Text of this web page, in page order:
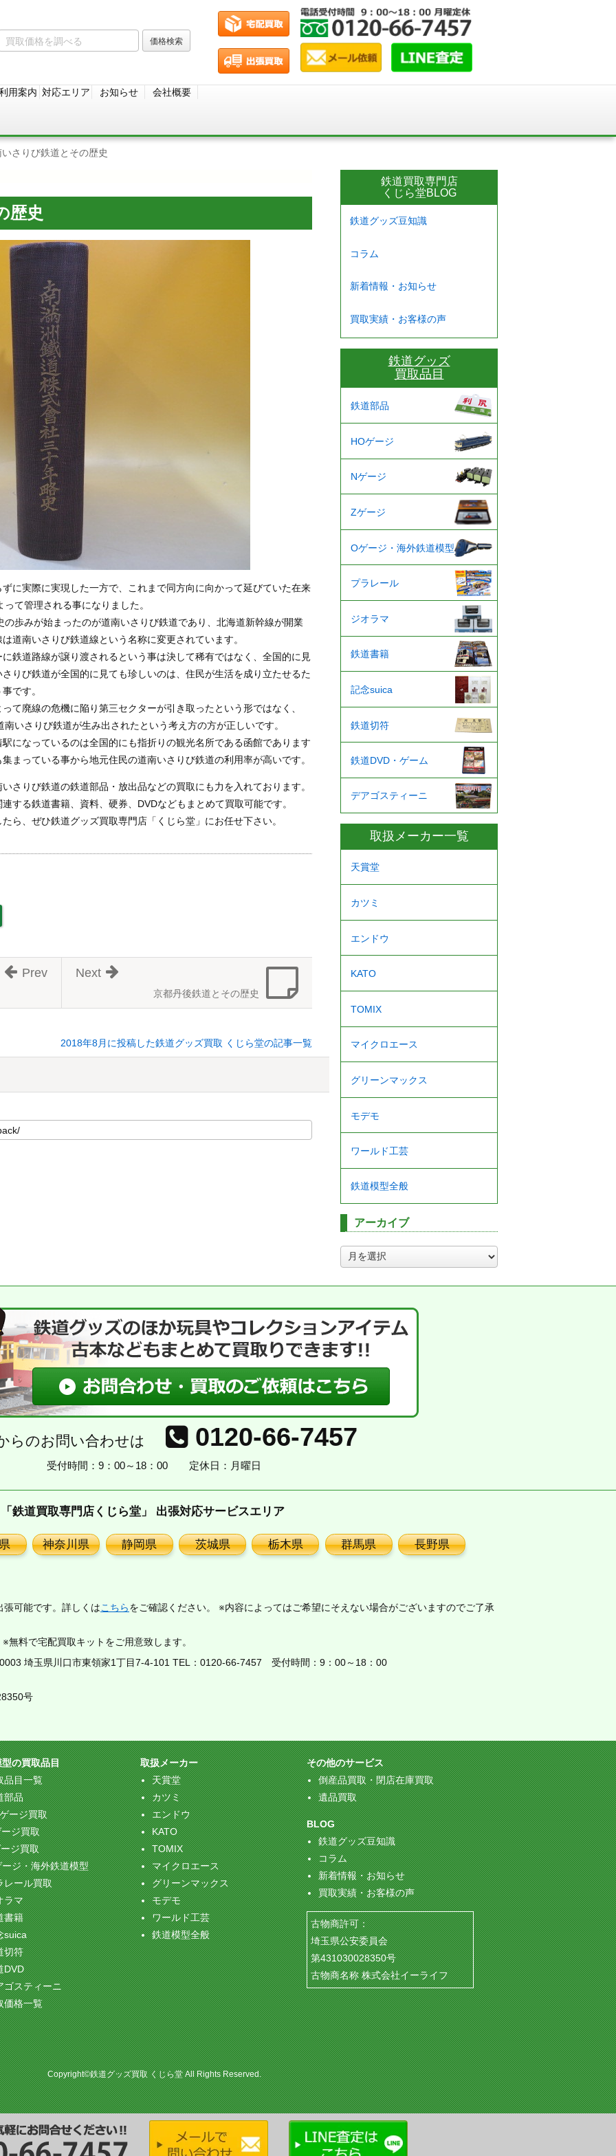
用案内 対応エリア お知らせ 会社概要
さりび鉄道とその歴史
歴史
に実際に実現した一方で、これまで同方向に向かって延びていた在来
て管理される事になりました。
歩みが始まったのが道南いさりび鉄道であり、北海道新幹線が開業
道南いさりび鉄道線という名称に変更されています。
鉄道路線が譲り渡されるという事は決して稀有ではなく、全国的に見
りび鉄道が全国的に見ても珍しいのは、住民が生活を成り立たせるた
です。
て廃線の危機に陥り第三セクターが引き取ったという形ではなく、
いさりび鉄道が生み出されたという考え方の方が正しいです。
になっているのは全国的にも指折りの観光名所である函館であります
まっている事から地元住民の道南いさりび鉄道の利用率が高いです。
さりび鉄道の鉄道部品・放出品などの買取にも力を入れております。
する鉄道書籍、資料、硬券、DVDなどもまとめて買取可能です。
ら、ぜひ鉄道グッズ買取専門店「くじら堂」にお任せ下さい。
京都丹後鉄道とその歴史
Next
Prev
2018年8月に投稿した鉄道グッズ買取 くじら堂の記事一覧
鉄道買取専門店
くじら堂BLOG
鉄道グッズ豆知識
コラム
新着情報・お知らせ
買取実績・お客様の声
鉄道グッズ
買取品目
鉄道部品
HOゲージ
Nゲージ
Zゲージ
Oゲージ・海外鉄道模型
プラレール
ジオラマ
鉄道書籍
記念suica
鉄道切符
鉄道DVD・ゲーム
デアゴスティーニ
取扱メーカー一覧
天賞堂
カツミ
エンドウ
KATO
TOMIX
マイクロエース
グリーンマックス
モデモ
ワールド工芸
鉄道模型全般
アーカイブ
ー
ブ
らのお問い合わせは 0120-66-7457
受付時間：9：00～18：00 定休日：月曜日
「鉄道買取専門店くじら堂」 出張対応サービスエリア
神奈川県 静岡県 茨城県 栃木県 群馬県 長野県
可能です。詳しくはこちらをご確認ください。 ※内容によってはご希望にそえない場合がございますのでご了承
料で宅配買取キットをご用意致します。
埼玉県川口市東領家1丁目7-4-101 TEL： 0120-66-7457 受付時間：9：00～18：00
号
型の買取品目
品目一覧
部品
ージ買取
ジ買取
ジ買取
ージ・海外鉄道模型
レール買取
ラマ
書籍
suica
切符
DVD
ゴスティーニ
価格一覧
取扱メーカー
天賞堂
カツミ
エンドウ
KATO
TOMIX
マイクロエース
グリーンマックス
モデモ
ワールド工芸
鉄道模型全般
その他のサービス
倒産品買取・閉店在庫買取
遺品買取
BLOG
鉄道グッズ豆知識
コラム
新着情報・お知らせ
買取実績・お客様の声
古物商許可：
埼玉県公安委員会
第431030028350号
古物商名称 株式会社イーライフ
Copyright©鉄道グッズ買取 くじら堂 All Rights Reserved.